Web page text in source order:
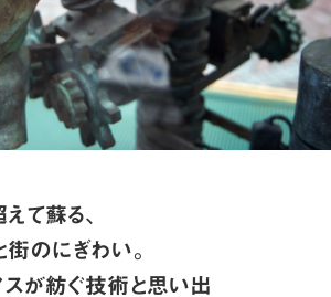
項
サイトマップ
内部通報窓口
All rights reserved.
て蘇る、
街のにぎわい。
スが紡ぐ技術と思い出